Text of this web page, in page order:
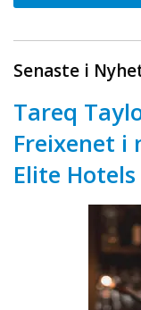
Senaste i
Tareq
Freixenet i
Elite